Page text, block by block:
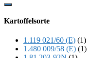
Show
Content
Kartoffelsorte
1.119 021/60 (E) (1)
1.480 009/58 (E) (1)